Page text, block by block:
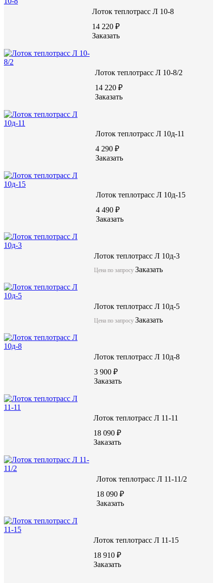
предназначены для трубопроводов различного диаметра и
обустройство с использование лотков подземных
установка внутри каналов транспортеров. Возможно
двух уложенных один на другой лотков, соединяемых между
отрезками швеллеров, которые укладывают в продольные швы
Лоток теплотрасс Л 15-3
акция
Цену уточняйте у менеджера
Заказать
Характеристики:
Высота (H), мм
Марка бетона
4950
Лоток теплотрасс Л 10-8
14 220 ₽
Заказать
Лоток теплотрасс Л 10-8/2
14 220 ₽
Заказать
Лоток теплотрасс Л 10д-11
4 290 ₽
Заказать
Лоток теплотрасс Л 10д-15
4 490 ₽
Заказать
Лоток теплотрасс Л 10д-3
Цена по запросу Заказать
Лоток теплотрасс Л 10д-5
Цена по запросу Заказать
Лоток теплотрасс Л 10д-8
3 900 ₽
Заказать
Лоток теплотрасс Л 11-11
18 090 ₽
Заказать
Лоток теплотрасс Л 11-11/2
18 090 ₽
Заказать
Лоток теплотрасс Л 11-15
18 910 ₽
Заказать